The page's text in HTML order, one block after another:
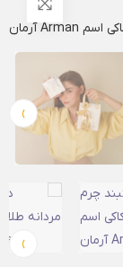
›
›